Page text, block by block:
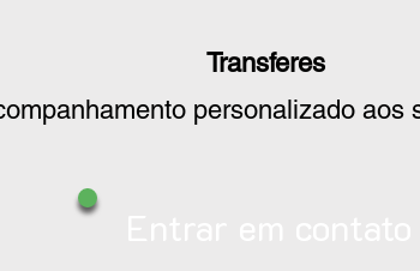
Transferes
personalizado aos